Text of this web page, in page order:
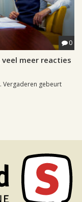
0
veel meer reacties
Vergaderen gebeurt